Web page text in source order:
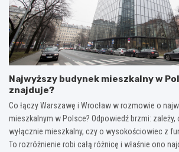
Najwyższy budynek mieszkalny w
znajduje?
Co łączy Warszawę i Wrocław w rozmowie o
mieszkalnym w Polsce? Odpowiedź brzmi:
wyłącznie mieszkalny, czy o wysokościowiec z
To rozróżnienie robi całą różnicę i właśnie ono